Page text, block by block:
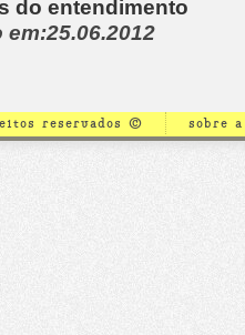
do entendimento
reservados © sobre